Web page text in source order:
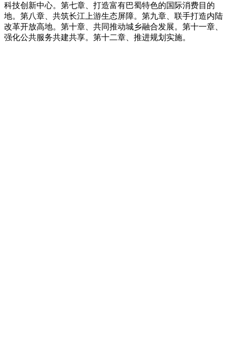
科技创新中心。第七章、打造富有巴蜀特色的国际消费目的
地。第八章、共筑长江上游生态屏障。第九章、联手打造内陆
改革开放高地。第十章、共同推动城乡融合发展。第十一章、
强化公共服务共建共享。第十二章、推进规划实施。